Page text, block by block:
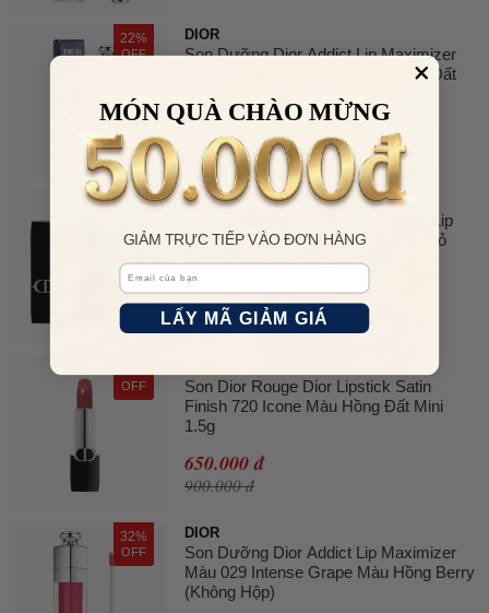
22%
OFF
DIOR
Son Dưỡng Dior Addict Lip Maximizer
009 Intense Rosewood Màu Hồng Đất
1.250.000 đ
1.600.000 đ
38% DIOR
Son Lì Dior Rouge Couture Colour Lip
777 Fahrenheit Velvet Finish Màu Đỏ
Cam
1.050.000 đ
1.700.000 đ
OFF
Son Dior Rouge Dior Lipstick Satin
Finish 720 Icone Màu Hồng Đất Mini
1.5g
650.000 đ
900.000 đ
32%
OFF
DIOR
Son Dưỡng Dior Addict Lip Maximizer
Màu 029 Intense Grape Màu Hồng Berry
(Không Hộp)
MÓN QUÀ CHÀO MỪNG
GIẢM TRỰC TIẾP VÀO ĐƠN HÀNG
Email
LẤY MÃ GIẢM GIÁ